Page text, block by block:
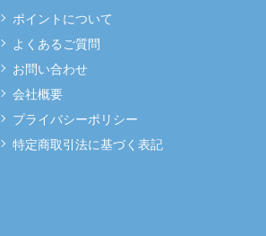
ポイントについて
よくあるご質問
お問い合わせ
会社概要
プライバシーポリシー
特定商取引法に基づく表記